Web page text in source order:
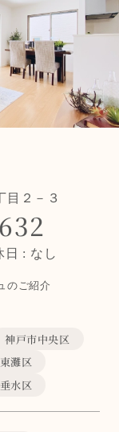
目２－３
: なし
のご紹介
神戸市中央区
灘区
水区